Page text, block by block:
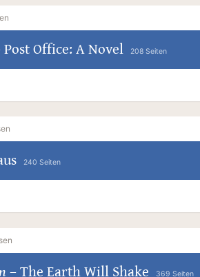
Post Office: A Novel 208 Seiten
240 Seiten
– The Earth Will Shake 369 Seiten